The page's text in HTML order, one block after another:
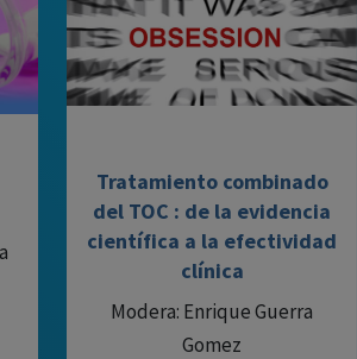
Tratamiento combinado
del TOC : de la evidencia
científica a la efectividad
clínica
Modera: Enrique Guerra
Gomez